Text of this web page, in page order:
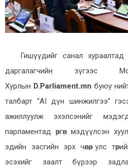
Гишүүдийг санал хураалтад
даргалагчийн
Хурлын D.Parliament.mn буюу
талбарт “AI дүн шинжилгээ”
ажиллуулж эхэлсэнийг
парламентад өргөн мэдүүлсэн
эдийн засгийн эрх чөлөө, улс
эсэхийг заалт бүрээр